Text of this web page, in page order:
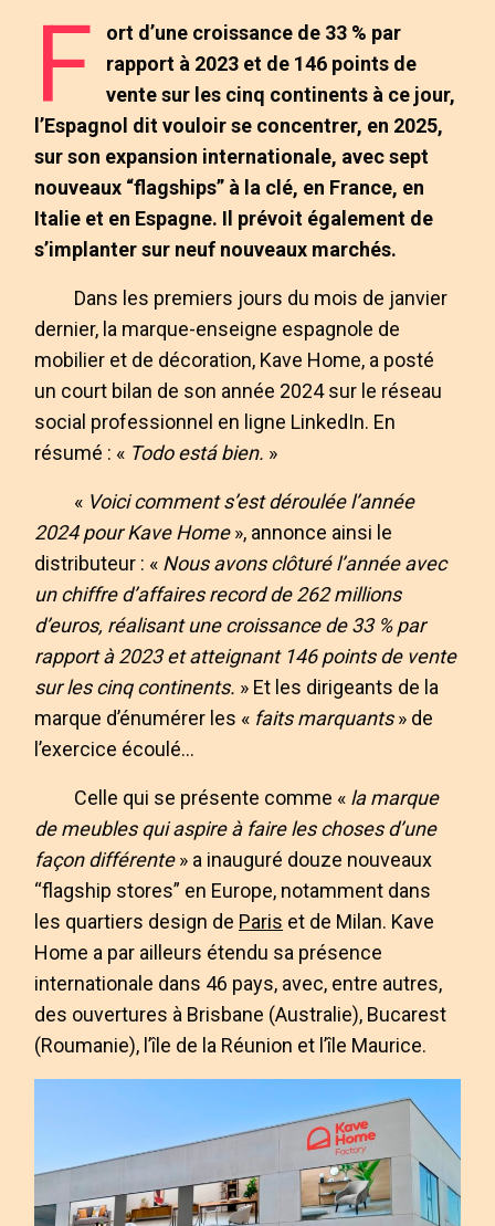
F
ort d’une croissance de 33 % par
rapport à 2023 et de 146 points de
vente sur les cinq continents à ce jour,
l’Espagnol dit vouloir se concentrer, en 2025,
sur son expansion internationale, avec sept
nouveaux “flagships” à la clé, en France, en
Italie et en Espagne. Il prévoit également de
s’implanter sur neuf nouveaux marchés.
Dans les premiers jours du mois de janvier
dernier, la marque-enseigne espagnole de
mobilier et de décoration, Kave Home, a posté
un court bilan de son année 2024 sur le réseau
social professionnel en ligne LinkedIn. En
résumé : « Todo está bien. »
« Voici comment s’est déroulée l’année
2024 pour Kave Home», annonce ainsi le
distributeur : « Nous avons clôturé l’année avec
un chiffre d’affaires record de 262 millions
d’euros, réalisant une croissance de 33 % par
rapport à 2023 et atteignant 146 points de vente
sur les cinq continents. » Et les dirigeants de la
marque d’énumérer les « faits marquants» de
l’exercice écoulé…
Celle qui se présente comme « la marque
de meubles qui aspire à faire les choses d’une
façon différente» a inauguré douze nouveaux
“flagship stores” en Europe, notamment dans
les quartiers design de Paris et de Milan. Kave
Home a par ailleurs étendu sa présence
internationale dans 46 pays, avec, entre autres,
des ouvertures à Brisbane (Australie), Bucarest
(Roumanie), l’île de la Réunion et l’île Maurice.